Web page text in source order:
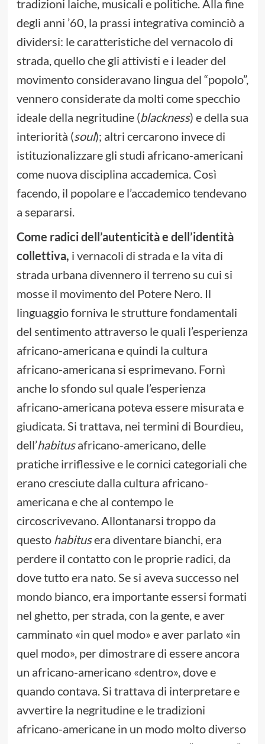
tradizioni laiche, musicali e politiche. Alla fine
degli anni ’60, la prassi integrativa cominciò a
dividersi: le caratteristiche del vernacolo di
strada, quello che gli attivisti e i leader del
movimento consideravano lingua del “popolo”,
vennero considerate da molti come specchio
ideale della negritudine (blackness) e della sua
interiorità (soul); altri cercarono invece di
istituzionalizzare gli studi africano-americani
come nuova disciplina accademica. Così
facendo, il popolare e l’accademico tendevano
a separarsi.
Come radici dell’autenticità e dell’identità
collettiva, i vernacoli di strada e la vita di
strada urbana divennero il terreno su cui si
mosse il movimento del Potere Nero. Il
linguaggio forniva le strutture fondamentali
del sentimento attraverso le quali l’esperienza
africano-americana e quindi la cultura
africano-americana si esprimevano. Fornì
anche lo sfondo sul quale l’esperienza
africano-americana poteva essere misurata e
giudicata. Si trattava, nei termini di Bourdieu,
dell’habitusafricano-americano, delle
pratiche irriflessive e le cornici categoriali che
erano cresciute dalla cultura africano-
americana e che al contempo le
circoscrivevano. Allontanarsi troppo da
questo habitusera diventare bianchi, era
perdere il contatto con le proprie radici, da
dove tutto era nato. Se si aveva successo nel
mondo bianco, era importante essersi formati
nel ghetto, per strada, con la gente, e aver
camminato «in quel modo» e aver parlato «in
quel modo», per dimostrare di essere ancora
un africano-americano «dentro», dove e
quando contava. Si trattava di interpretare e
avvertire la negritudine e le tradizioni
africano-americane in un modo molto diverso